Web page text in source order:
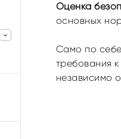
Оценка
основных
Само по
требования
независимо